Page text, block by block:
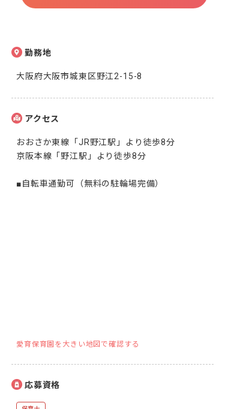
勤務地
大阪府大阪市城東区野江2-15-8
アクセス
おおさか東線「JR野江駅」より徒歩8分
京阪本線「野江駅」より徒歩8分
■自転車通勤可（無料の駐輪場完備）
愛育保育園を大きい地図で確認する
応募資格